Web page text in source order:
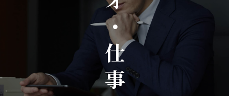
ネオ・環境
Company ネオ・会社
Data ネオ・数字 ネオ・仕事